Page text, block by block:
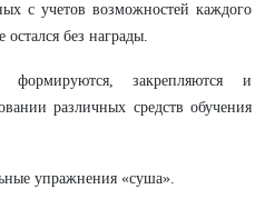
с учетов возможностей каждого
без награды.
закрепляются и
различных средств обучения
упражнения «суша».